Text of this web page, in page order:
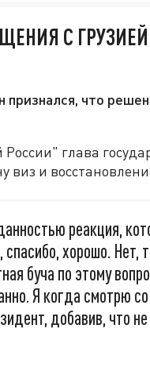
С
что
глава
виз и
реакция,
хорошо. Нет,
буча по этому
Я когда смотрю
добавив, что